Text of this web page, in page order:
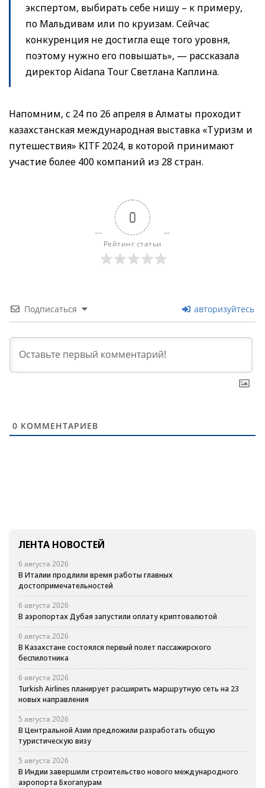
экспертом, выбирать себе нишу – к примеру,
по Мальдивам или по круизам. Сейчас
конкуренция не достигла еще того уровня,
поэтому нужно его повышать», — рассказала
директор Aidana Tour Светлана Каплина.
Напомним, с 24 по 26 апреля в Алматы проходит
казахстанская международная выставка «Туризм и
путешествия» KITF 2024, в которой принимают
участие более 400 компаний из 28 стран.
0
Рейтинг статьи
Подписаться авторизуйтесь
0 КОММЕНТАРИЕВ
ЛЕНТА НОВОСТЕЙ
6 августа 2026
В Италии продлили время работы главных
достопримечательностей
6 августа 2026
В аэропортах Дубая запустили оплату криптовалютой
6 августа 2026
В Казахстане состоялся первый полет пассажирского
беспилотника
6 августа 2026
Turkish Airlines планирует расширить маршрутную сеть на 23
новых направления
5 августа 2026
В Центральной Азии предложили разработать общую
туристическую визу
5 августа 2026
В Индии завершили строительство нового международного
аэропорта Бхогапурам